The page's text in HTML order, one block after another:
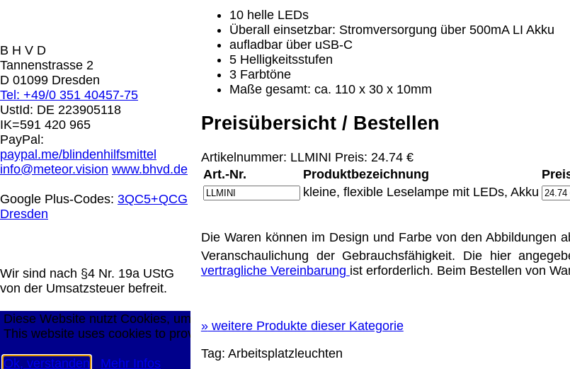
B H V D
Tannenstrasse 2
D 01099 Dresden
Tel: +49/0 351 40457-75
UstId: DE 223905118
IK=591 420 965
PayPal:
paypal.me/blindenhilfsmittel
info@meteor.vision www.bhvd.de
Google Plus-Codes: 3QC5+QCG
Dresden
Wir sind nach §4 Nr. 19a UStG
von der Umsatzsteuer befreit.
10 helle LEDs
Überall einsetzbar: Stromversorgung über 500mA LI Akku
aufladbar über uSB-C
5 Helligkeitsstufen
3 Farbtöne
Maße gesamt: ca. 110 x 30 x 10mm
Preisübersicht / Bestellen
Artikelnummer: LLMINI Preis: 24.74 €
Art.-Nr.
Produktbezeichnung
kleine, flexible Leselampe mit LEDs, Akku
Die Waren können im Design und Farbe von den Abbildungen
Veranschaulichung der Gebrauchsfähigkeit. Die hier
vertragliche Vereinbarung ist erforderlich. Beim Bestellen von
»weitere Produkte dieser Kategorie
Tag: Arbeitsplatzleuchten
Selbstabholung vom Büro
oder von Ausstellungen:
0.00 €
Die in diesem Dokument genannten Warenzeichen sind Eigentum der jeweiligen Firmen.
technische Änderungen vorbehalten.
letzte Änderung: 26. Januar 2026 Blinden Hilfsmittel Vertrieb Dresden,
Mit einem Urteil vom 12.05.1998 - 312 O 85/98 - Haftung für Links hat das Landgericht Hamburg
die Anbringung eines Links, die Inhalte der gelinkten Seite ggf. mit zu verantworten hat. Dieses
werden, dass man sich ausdrücklich von diesen Inhalten distanziert. Hiermit distanzieren wir uns
aller gelinkten Seiten auf unserer Homepage und machen uns diese Inhalte nicht zu eigen. Diese
unserer Homepage angebrachten Links.
Die Europäische Kommission stellt eine Plattform zur Online-Streitbeilegung (OS) bereit. Die
http://ec.europa.eu/consumers/odr/Unsere E-Mailadresse lautet:info@meteor.vision
Seitenanfang
Impressum AGB Widerruf Datenschutz Urheberrechte Kontakt Links Katalog
große Anzeige Schließen X
Diese Website nutzt Cookies, um bestmögliche Funktionalität bieten zu können.
This website uses cookies to provide the best possible functionality.
Ok, verstanden Mehr Infos